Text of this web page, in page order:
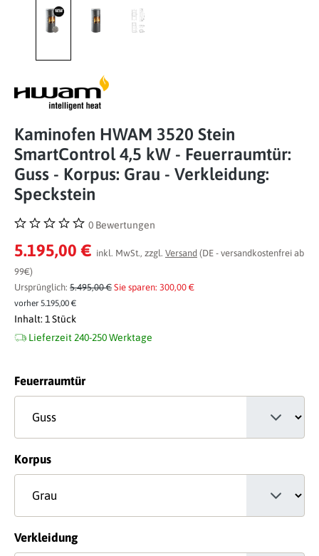
Kaminofen HWAM 3520 Stein
SmartControl 4,5 kW - Feuerraumtür:
Guss - Korpus: Grau - Verkleidung:
Speckstein
Durchschnittliche Bewertung von 0 von 5 Sternen
0 Bewertungen
5.195,00 € inkl. MwSt., zzgl. Versand (DE - versandkostenfrei ab
99€)
Ursprünglich: 5.495,00 € Sie sparen: 300,00 €
vorher 5.195,00 €
Inhalt: 1 Stück
Lieferzeit 240-250 Werktage
Feuerraumtürauswählen
Korpusauswählen
Verkleidungauswählen